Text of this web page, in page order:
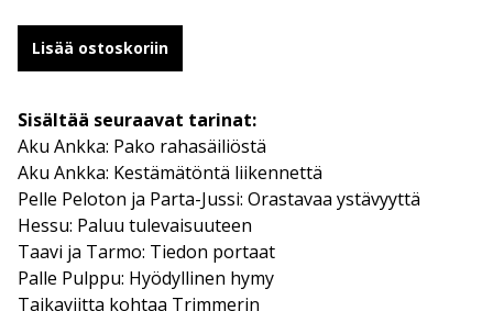
Lisää ostoskoriin
Sisältää seuraavat tarinat:
Aku Ankka: Pako rahasäiliöstä
Aku Ankka: Kestämätöntä liikennettä
Pelle Peloton ja Parta-Jussi: Orastavaa ystävyyttä
Hessu: Paluu tulevaisuuteen
Taavi ja Tarmo: Tiedon portaat
Palle Pulppu: Hyödyllinen hymy
Taikaviitta kohtaa Trimmerin